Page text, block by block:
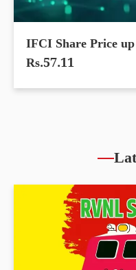
IFCI Share Price
Rs.57.11